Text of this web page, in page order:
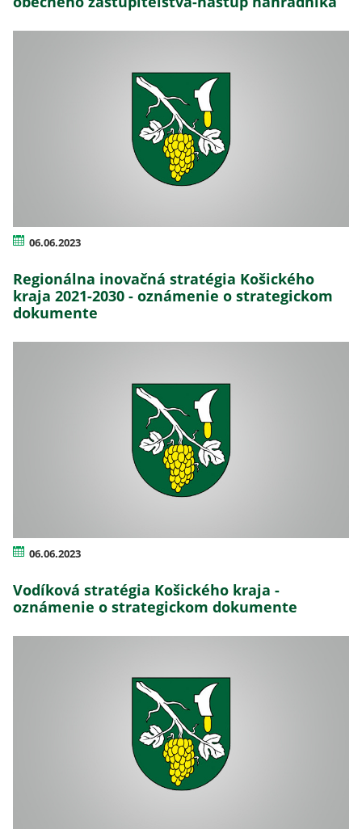
06.06.2023
Regionálna inovačná stratégia Košického
kraja 2021-2030 - oznámenie o strategickom
dokumente
06.06.2023
Vodíková stratégia Košického kraja -
oznámenie o strategickom dokumente